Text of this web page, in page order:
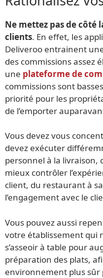
Ne mettez pas de côté
clients. En effet, les
Deliveroo entrainent
des commissions assez
une plateforme de
commissions sont
priorité pour les
de l’emporter
Vous devez vous
devez exécuter
personnel à la livraison,
mieux contrôler
client, du restaurant à
l’engagement avec le
Vous pouvez aussi
votre établissement qui
s’asseoir à table pour
préparation des plats,
environnement plus sûr